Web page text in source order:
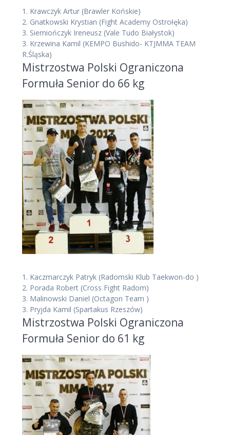
1. Krawczyk Artur (Brawler Końskie)
2. Gnatkowski Krystian (Fight Academy Ostrołęka)
3. Siemiończyk Ireneusz (Vale Tudo Białystok)
3. Krzewina Kamil (KEMPO Bushido- KTJMMA TEAM
R.Śląska)
Mistrzostwa Polski Ograniczona
Formuła Senior do 66 kg
1. Kaczmarczyk Patryk (Radomski Klub Taekwon-do )
2. Porada Robert (Cross Fight Radom)
3. Malinowski Daniel (Octagon Team )
3. Pryjda Kamil (Spartakus Rzeszów)
Mistrzostwa Polski Ograniczona
Formuła Senior do 61 kg